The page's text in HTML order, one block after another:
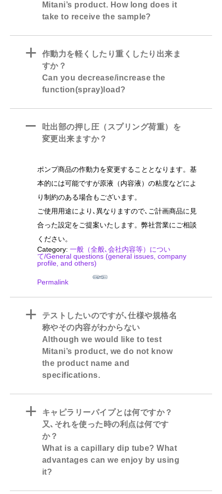
Mitani’s product. How long does it
take to receive the sample?
a
作動力を軽くしたり重くしたり出来ま
すか？
Can you decrease/increase the
function(spray)load?
A
吐出部の押し圧（スプリング荷重）を
変更出来ますか？
ポンプ商品の作動力を変更することとなります。基
本的には可能ですが原液（内容液）の粘度などによ
り制約のある場合もございます。
ご使用用途により､異なりますので､ご計画商品に見
合った設定をご提案いたします。弊社営業にご相談
ください。
Category: 一般（全般､会社内容等）につい
て/General questions (general issues, company
profile, and others)
Permalink
a
テストしたいのですが､仕様や規格名
称やその内容がわからない
Although we would like to test
Mitani’s product, we do not know
the product name and
specifications.
a
キャピラリーパイプとは何ですか？
又､それを使った時の利点は何です
か？
What is a capillary dip tube? What
advantages can we enjoy by using
it?